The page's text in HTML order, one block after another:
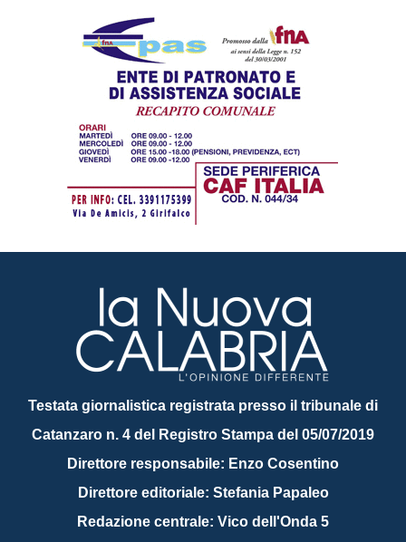
Testata giornalistica registrata presso il tribunale di
Catanzaro n. 4 del Registro Stampa del 05/07/2019
Direttore responsabile: Enzo Cosentino
Direttore editoriale: Stefania Papaleo
Redazione centrale: Vico dell'Onda 5